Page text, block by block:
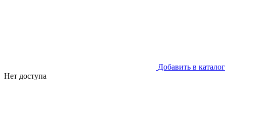
Добавить в каталог
Нет доступа